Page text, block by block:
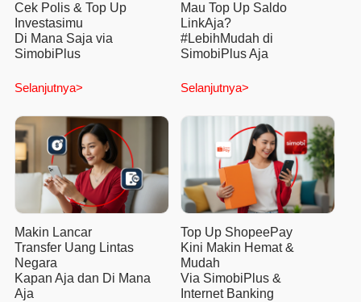
Cek Polis & Top Up
Investasimu
Di Mana Saja via
SimobiPlus
Selanjutnya>
Mau Top Up Saldo
LinkAja?
#LebihMudah di
SimobiPlus Aja
Selanjutnya>
Makin Lancar
Transfer Uang Lintas
Negara
Kapan Aja dan Di Mana
Aja
Top Up ShopeePay
Kini Makin Hemat &
Mudah
Via SimobiPlus &
Internet Banking